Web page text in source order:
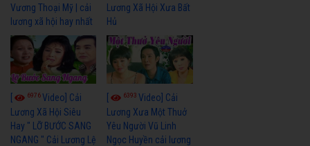
Vương Thoại Mỹ | cải
lương xã hội hay nhất
Lương Xã Hội Xưa Bất
Hủ
6976Video] Cải
Lương Xã Hội Siêu
Hay " LỠ BƯỚC SANG
NGANG " Cải Lương Lệ
6393Video] Cải
Lương Xưa Một Thuở
Yêu Người Vũ Linh
Ngọc Huyền cải lương